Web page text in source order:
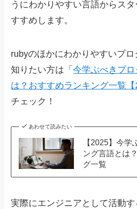
うにわかりやすい言語からス
すすめします。
rubyのほかにわかりやすいプ
知りたい方は「今学ぶべきプ
は？おすすめランキング一覧【
チェック！
あわせて読みたい
【2025】今学
ング言語とは
グ一覧
実際にエンジニアとして活動